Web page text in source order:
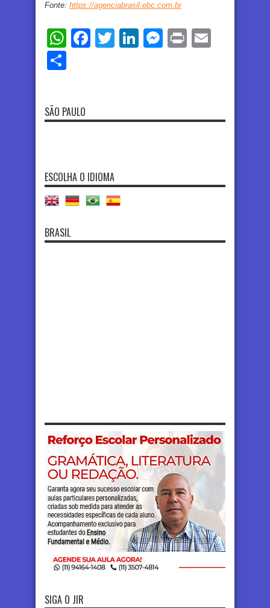
Fonte: https://agenciabrasil.ebc.com.br
WhatsApp
Facebook
TwitterLinkedIn
Messenger
Print
SÃO PAULO
ESCOLHA O IDIOMA
BRASIL
SIGA O JIR